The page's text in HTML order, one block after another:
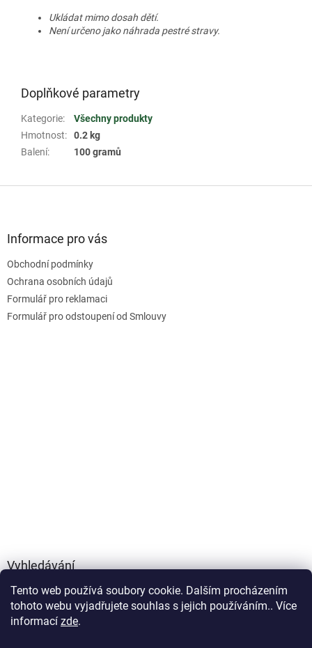
Tento web používá soubory cookie. Dalším procházením
tohoto webu vyjadřujete souhlas s jejich používáním.. Více
informací zde.
Ukládat mimo dosah dětí.
Není určeno jako náhrada pestré stravy.
Doplňkové parametry
Kategorie:
Všechny produkty
Hmotnost:
0.2 kg
Balení: 100 gramů
Informace pro vás
Obchodní podmínky
Ochrana osobních údajů
Formulář pro reklamaci
Formulář pro odstoupení od Smlouvy
Vyhledávání
HLEDAT